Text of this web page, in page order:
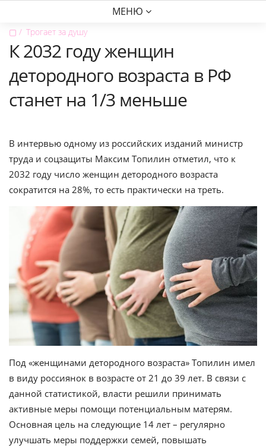
МЕНЮ
▢ Трогает за душу
К 2032 году женщин
детородного возраста в РФ
станет на 1/3 меньше
В интервью одному из российских изданий министр
труда и соцзащиты Максим Топилин отметил, что к
2032 году число женщин детородного возраста
сократится на 28%, то есть практически на треть.
Под «женщинами детородного возраста» Топилин имел
в виду россиянок в возрасте от 21 до 39 лет. В связи с
данной статистикой, власти решили принимать
активные меры помощи потенциальным матерям.
Основная цель на следующие 14 лет – регулярно
улучшать меры поддержки семей, повышать